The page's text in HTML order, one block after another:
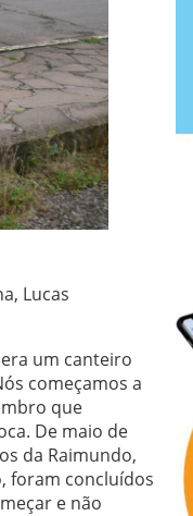
Lucas
um canteiro
começamos a
que
De maio de
da Raimundo,
foram concluídos
e não